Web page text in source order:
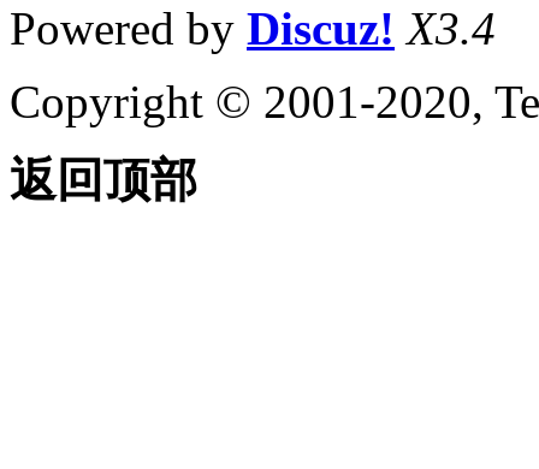
Powered by Discuz! X3.4
Copyright © 2001-2020,
返回顶部